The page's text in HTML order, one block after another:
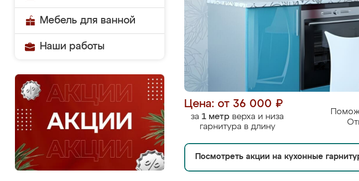
Мебель для ванной
Наши работы
Цена: от 36 000 ₽
за 1 метр верха и низа
гарнитура в длину
Посмотреть акции на кухонные